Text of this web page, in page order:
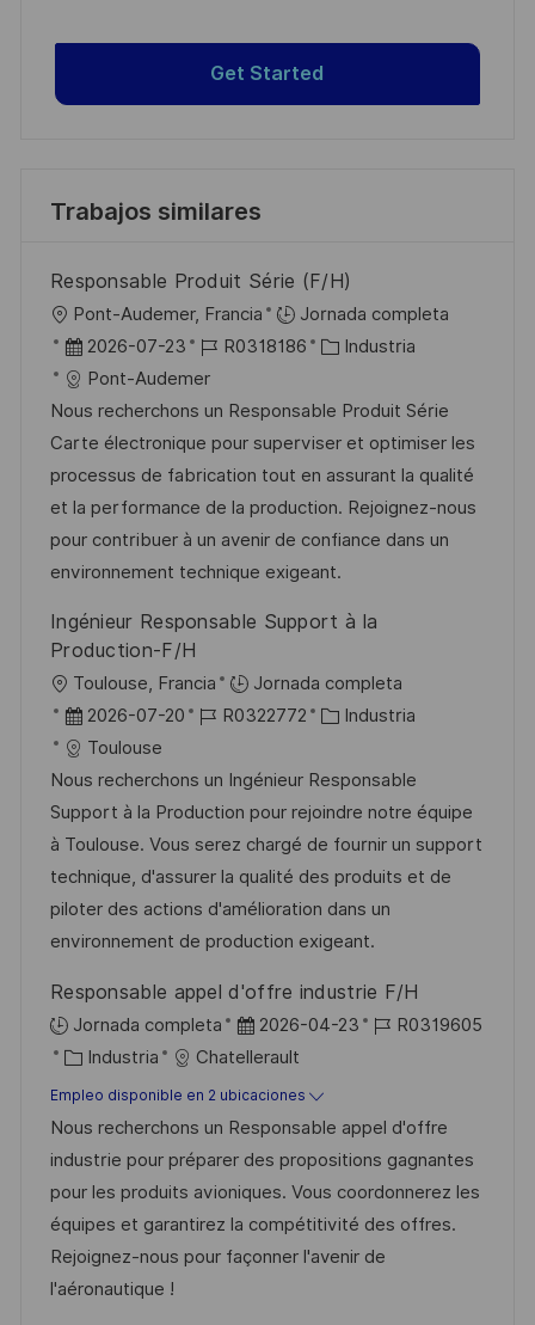
Get Started
Trabajos similares
Responsable Produit Série (F/H)
U
b
c
a
c
i
ó
n
Pont-Audemer, Francia
Jornada completa
F
e
c
h
a
d
e
p
b
c
a
2026-07-23
I
D
d
e
e
m
p
l
o
R0318186
C
t
e
g
o
r
í
Industria
Pont-Audemer
Nous recherchons un Responsable Produit Série
Carte électronique pour superviser et optimiser les
processus de fabrication tout en assurant la qualité
et la performance de la production. Rejoignez-nous
pour contribuer à un avenir de confiance dans un
environnement technique exigeant.
Ingénieur Responsable Support à la
Production-F/H
U
b
c
a
c
i
ó
n
Toulouse, Francia
Jornada completa
F
e
c
h
a
d
e
p
b
l
i
c
a
c
i
ó
n
2026-07-20
I
d
e
e
m
p
l
o
R0322772
C
t
e
g
o
r
í
Industria
Toulouse
Nous recherchons un Ingénieur Responsable
Support à la Production pour rejoindre notre équipe
à Toulouse. Vous serez chargé de fournir un support
technique, d'assurer la qualité des produits et de
piloter des actions d'amélioration dans un
environnement de production exigeant.
Responsable appel d'offre industrie F/H
Jornada completa
F
e
c
h
a
d
e
p
2026-04-23
I
e
e
m
p
l
R0319605
C
a
t
e
g
o
r
í
Industria Chatellerault
Empleo disponible en 2 ubicaciones
Nous recherchons un Responsable appel d'offre
industrie pour préparer des propositions gagnantes
pour les produits avioniques. Vous coordonnerez les
équipes et garantirez la compétitivité des offres.
Rejoignez-nous pour façonner l'avenir de
l'aéronautique !